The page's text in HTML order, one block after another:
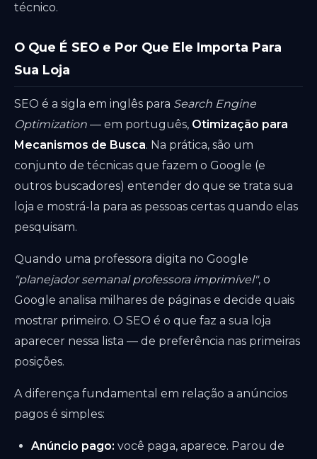
técnico.
O Que É SEO e Por Que Ele Importa Para
Sua Loja
SEO é a sigla em inglês para Search Engine
Optimization — em português, Otimização para
Mecanismos de Busca. Na prática, são um
conjunto de técnicas que fazem o Google (e
outros buscadores) entender do que se trata sua
loja e mostrá-la para as pessoas certas quando elas
pesquisam.
Quando uma professora digita no Google
"planejador semanal professora imprimível", o
Google analisa milhares de páginas e decide quais
mostrar primeiro. O SEO é o que faz a sua loja
aparecer nessa lista — de preferência nas primeiras
posições.
A diferença fundamental em relação a anúncios
pagos é simples:
Anúncio pago: você paga, aparece. Parou de